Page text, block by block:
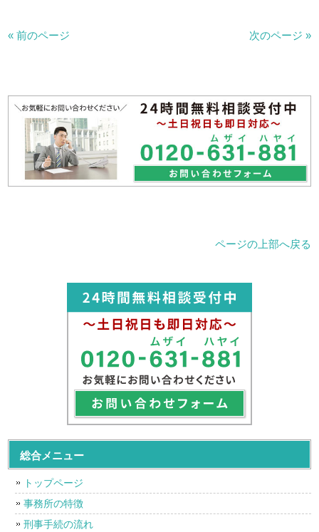
« 前のページ 次のページ »
ページの上部へ戻る
総合メニュー
トップページ
事務所の特徴
刑事手続の流れ